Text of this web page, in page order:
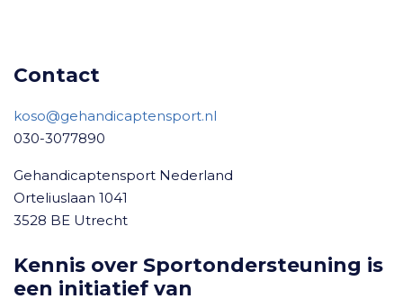
Contact
koso@gehandicaptensport.nl
030-3077890
Gehandicaptensport Nederland
Orteliuslaan 1041
3528 BE Utrecht
Kennis over Sportondersteuning is
een initiatief van